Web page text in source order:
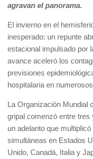
agravan el panorama.
El invierno en el
inesperado: un repunte
estacional impulsado por
avance aceleró los
previsiones
hospitalaria en
La Organización Mundial
gripal comenzó entre
un adelanto que
simultáneas en Estados
Unido, Canadá, Italia y